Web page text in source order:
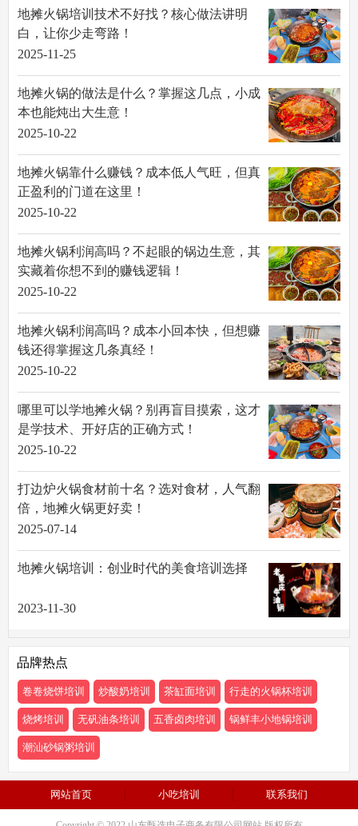
地摊火锅培训技术不好找？核心做法讲明
白，让你少走弯路！
2025-11-25
地摊火锅的做法是什么？掌握这几点，小成
本也能炖出大生意！
2025-10-22
地摊火锅靠什么赚钱？成本低人气旺，但真
正盈利的门道在这里！
2025-10-22
地摊火锅利润高吗？不起眼的锅边生意，其
实藏着你想不到的赚钱逻辑！
2025-10-22
地摊火锅利润高吗？成本小回本快，但想赚
钱还得掌握这几条真经！
2025-10-22
哪里可以学地摊火锅？别再盲目摸索，这才
是学技术、开好店的正确方式！
2025-10-22
打边炉火锅食材前十名？选对食材，人气翻
倍，地摊火锅更好卖！
2025-07-14
地摊火锅培训：创业时代的美食培训选择
2023-11-30
品牌热点
卷卷烧饼培训 炒酸奶培训 茶缸面培训 行走的火锅杯培训
烧烤培训 无矾油条培训 五香卤肉培训 锅鲜丰小地锅培训
潮汕砂锅粥培训
网站首页 小吃培训 联系我们